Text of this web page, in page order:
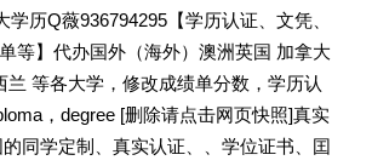
学历Q薇936794295【学历认证、文凭、
等】代办国外（海外）澳洲英国 加拿大
兰 等各大学，修改成绩单分数，学历认
，degree [删除请点击网页快照]真实
同学定制、真实认证、、学位证书、囯